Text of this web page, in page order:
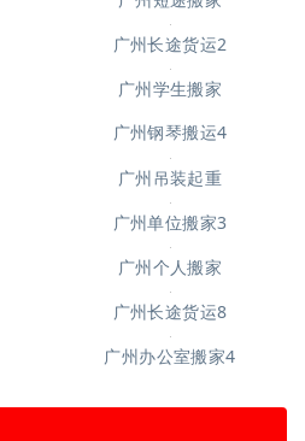
广州长途货运2
广州学生搬家
广州钢琴搬运4
广州吊装起重
广州单位搬家3
广州个人搬家
广州长途货运8
广州办公室搬家4